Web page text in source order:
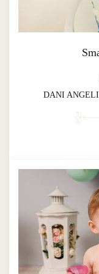
DANI ANGELI